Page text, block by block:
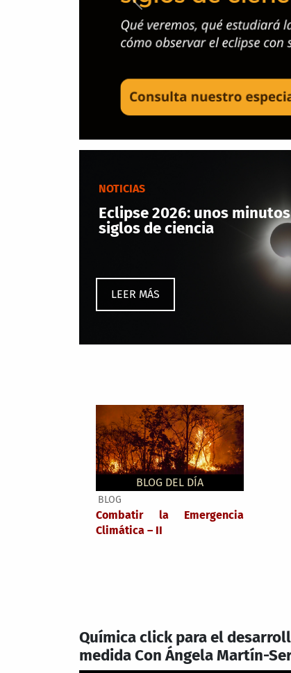
Anterior
NOTICIAS
Eclipse 2026: unos
siglos de ciencia
LEER MÁS
BLOG DEL DÍA
BLOG
Combatir la Emergencia
Climática – II
Química click para el
medida Con Ángela Martín-